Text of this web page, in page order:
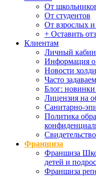
От
От студентов
От взрослых и
+ Оставить
Клиентам
Личный
Информация
Новости
Часто
Блог:
Лицензия на
Санитарно-
Политика
Франшиза
Франшиза
детей и
Франшиза